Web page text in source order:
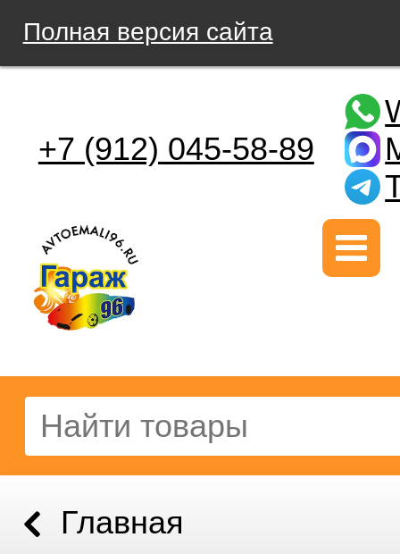
Полная версия сайта
+7 (912) 045-58-89
Главная